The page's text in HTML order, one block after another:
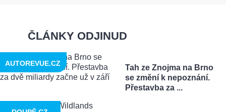
ČLÁNKY ODJINUD
Tah ze Znojma na Brno
se změní k nepoznání.
Přestavba za ...
AUTOREVUE.CZ